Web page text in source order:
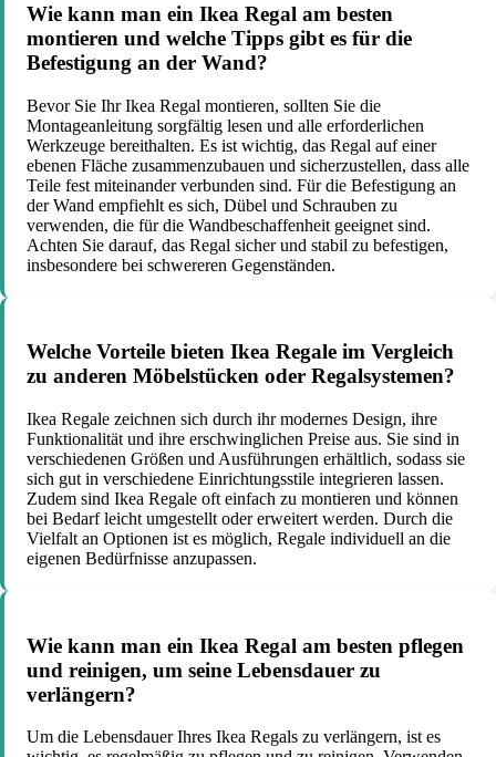
Wie kann man ein Ikea Regal am besten
montieren und welche Tipps gibt es für die
Befestigung an der Wand?
Bevor Sie Ihr Ikea Regal montieren, sollten Sie die
Montageanleitung sorgfältig lesen und alle erforderlichen
Werkzeuge bereithalten. Es ist wichtig, das Regal auf einer
ebenen Fläche zusammenzubauen und sicherzustellen, dass alle
Teile fest miteinander verbunden sind. Für die Befestigung an
der Wand empfiehlt es sich, Dübel und Schrauben zu
verwenden, die für die Wandbeschaffenheit geeignet sind.
Achten Sie darauf, das Regal sicher und stabil zu befestigen,
insbesondere bei schwereren Gegenständen.
Welche Vorteile bieten Ikea Regale im Vergleich
zu anderen Möbelstücken oder Regalsystemen?
Ikea Regale zeichnen sich durch ihr modernes Design, ihre
Funktionalität und ihre erschwinglichen Preise aus. Sie sind in
verschiedenen Größen und Ausführungen erhältlich, sodass sie
sich gut in verschiedene Einrichtungsstile integrieren lassen.
Zudem sind Ikea Regale oft einfach zu montieren und können
bei Bedarf leicht umgestellt oder erweitert werden. Durch die
Vielfalt an Optionen ist es möglich, Regale individuell an die
eigenen Bedürfnisse anzupassen.
Wie kann man ein Ikea Regal am besten pflegen
und reinigen, um seine Lebensdauer zu
verlängern?
Um die Lebensdauer Ihres Ikea Regals zu verlängern, ist es